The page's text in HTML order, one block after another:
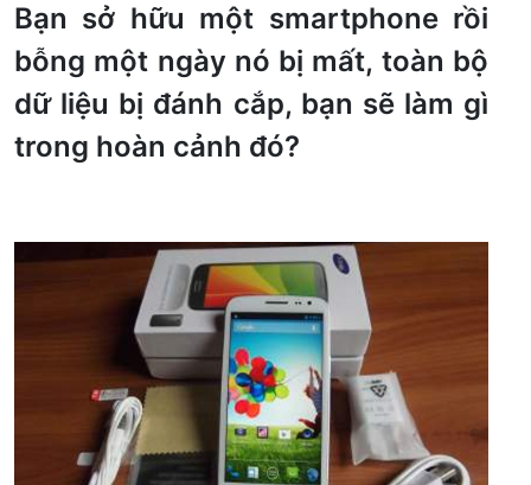
Bạn sở hữu một smartphone rồi
bỗng một ngày nó bị mất, toàn bộ
dữ liệu bị đánh cắp, bạn sẽ làm gì
trong hoàn cảnh đó?